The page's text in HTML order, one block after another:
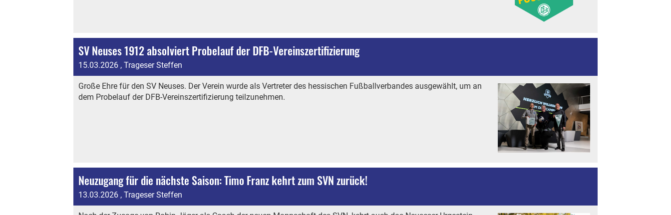
SV Neuses 1912 absolviert Probelauf der DFB-Vereinszertifizierung
15.03.2026 , Trageser Steffen
Große Ehre für den SV Neuses. Der Verein wurde als Vertreter des hessischen Fußballverbandes ausgewählt, um an
dem Probelauf der DFB-Vereinszertifizierung teilzunehmen.
Neuzugang für die nächste Saison: Timo Franz kehrt zum SVN zurück!
13.03.2026 , Trageser Steffen